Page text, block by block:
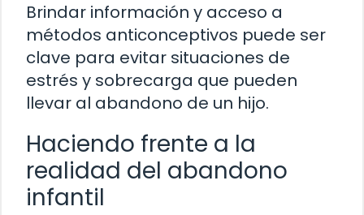
Brindar información y acceso a
métodos anticonceptivos puede ser
clave para evitar situaciones de
estrés y sobrecarga que pueden
llevar al abandono de un hijo.
Haciendo frente a la
realidad del abandono
infantil